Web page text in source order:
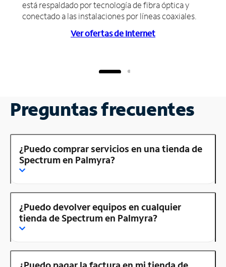
está respaldado por tecnología de fibra óptica y
conectado a las instalaciones por líneas coaxiales.
Ver ofertas de Internet
Preguntas frecuentes
¿Puedo comprar servicios en una tienda de
Spectrum en Palmyra?
¿Puedo devolver equipos en cualquier
tienda de Spectrum en Palmyra?